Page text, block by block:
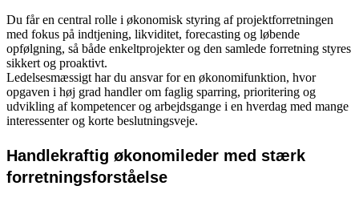
Du får en central rolle i økonomisk styring af projektforretningen
med fokus på indtjening, likviditet, forecasting og løbende
opfølgning, så både enkeltprojekter og den samlede forretning styres
sikkert og proaktivt.
Ledelsesmæssigt har du ansvar for en økonomifunktion, hvor
opgaven i høj grad handler om faglig sparring, prioritering og
udvikling af kompetencer og arbejdsgange i en hverdag med mange
interessenter og korte beslutningsveje.
Handlekraftig økonomileder med stærk
forretningsforståelse